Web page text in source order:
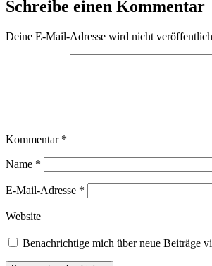
Schreibe einen Kommentar
Deine E-Mail-Adresse wird nicht
Kommentar *
Name *
E-Mail-Adresse *
Website
Benachrichtige mich über neue Beiträge